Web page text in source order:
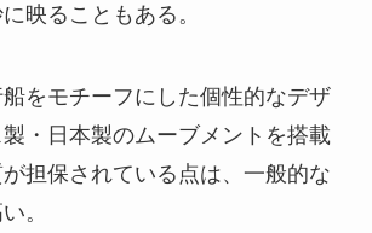
映ることもある。
をモチーフにした個性的なデザ
・日本製のムーブメントを搭載
担保されている点は、一般的な
。